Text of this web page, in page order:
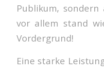
Publikum, sondern
vor allem stand
Vordergrund!
Eine starke